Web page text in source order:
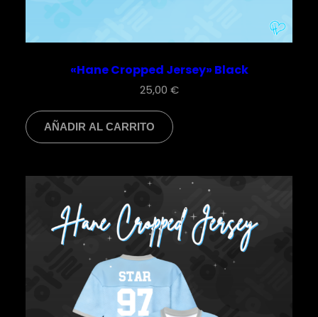
«Hane Cropped Jersey» Black
25,00 €
AÑADIR AL CARRITO